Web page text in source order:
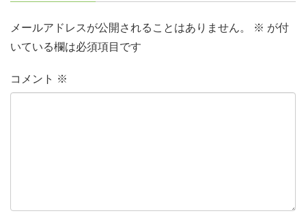
メールアドレスが公開されることはありません。 ※ が付
いている欄は必須項目です
コメント ※